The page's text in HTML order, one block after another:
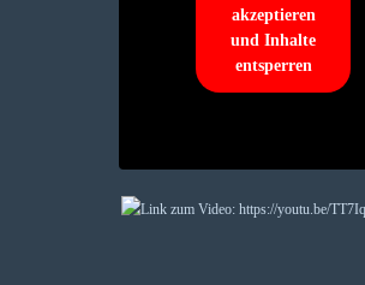
akzeptieren
und Inhalte
entsperren